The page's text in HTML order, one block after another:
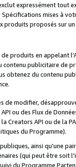
expressément tout
mises à
produits proposés sur
produits en appelant
publicitaire de
obtenez du contenu
de modifier,
ou des Flux de
Creators API ou de la
du Programme).
ainsi qu'une
(qui peut être soit
du Programme